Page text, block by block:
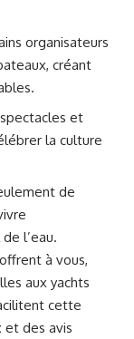
organisateurs
créant
et
la culture
de
l’eau.
à vous,
aux yachts
cette
et des avis